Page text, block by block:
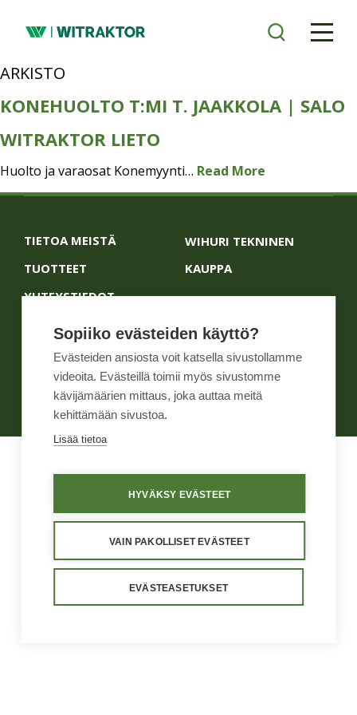
pääsisältöön
ARKISTO
KONEHUOLTO T:MI T. JAAKKOLA | SALO
WITRAKTOR LIETO
Huolto ja varaosat Konemyynti… Read More
TIETOA MEISTÄ
TUOTTEET
YHTEYSTIEDOT
WIHURI TEKNINEN
KAUPPA
Yleiset ehdotNäin me toimimme
Väärinkäytösten ilmoituskanava
Tietosuoja
Käyttöehdot
Evästeasetukset
Sopiiko evästeiden käyttö?
Evästeiden ansiosta voit katsella sivustollamme
videoita. Evästeillä toimii myös sivustomme
kävijämäärien mittaus, joka auttaa meitä
kehittämään sivustoa.
Lisää tietoa
HYVÄKSY EVÄSTEET
VAIN PAKOLLISET EVÄSTEET
EVÄSTEASETUKSET